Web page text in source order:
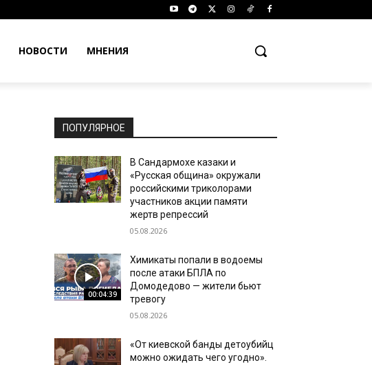
НОВОСТИ МНЕНИЯ
ПОПУЛЯРНОЕ
В Сандармохе казаки и
«Русская община» окружали
российскими триколорами
участников акции памяти
жертв репрессий
05.08.2026
00:04:39
Химикаты попали в водоемы
после атаки БПЛА по
Домодедово — жители бьют
тревогу
05.08.2026
«От киевской банды детоубийц
можно ожидать чего угодно».